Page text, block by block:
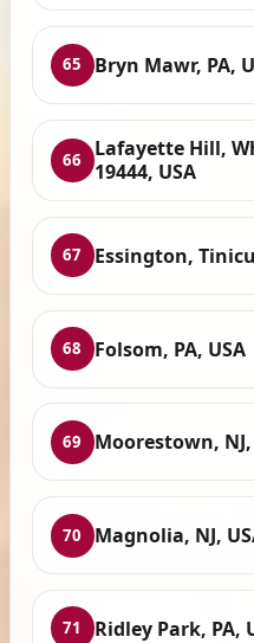
65 Bryn Mawr, PA,
66
Lafayette Hill,
19444, USA
67 Essington,
68 Folsom, PA, USA
69 Moorestown, NJ,
70 Magnolia, NJ,
71 Ridley Park, PA,